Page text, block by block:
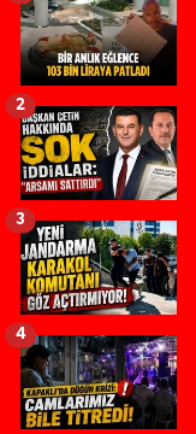
2
3
4